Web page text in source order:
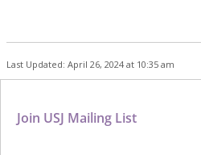
Last Updated: April 26, 2024 at 10:35 am
Join USJ Mailing List